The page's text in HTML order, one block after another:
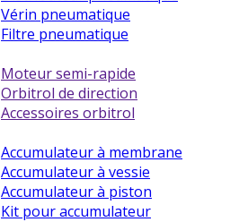
Vérin pneumatique
Filtre pneumatique
Moteur semi-rapide
Orbitrol de direction
Accessoires orbitrol
Accumulateur à membrane
Accumulateur à vessie
Accumulateur à piston
Kit pour accumulateur